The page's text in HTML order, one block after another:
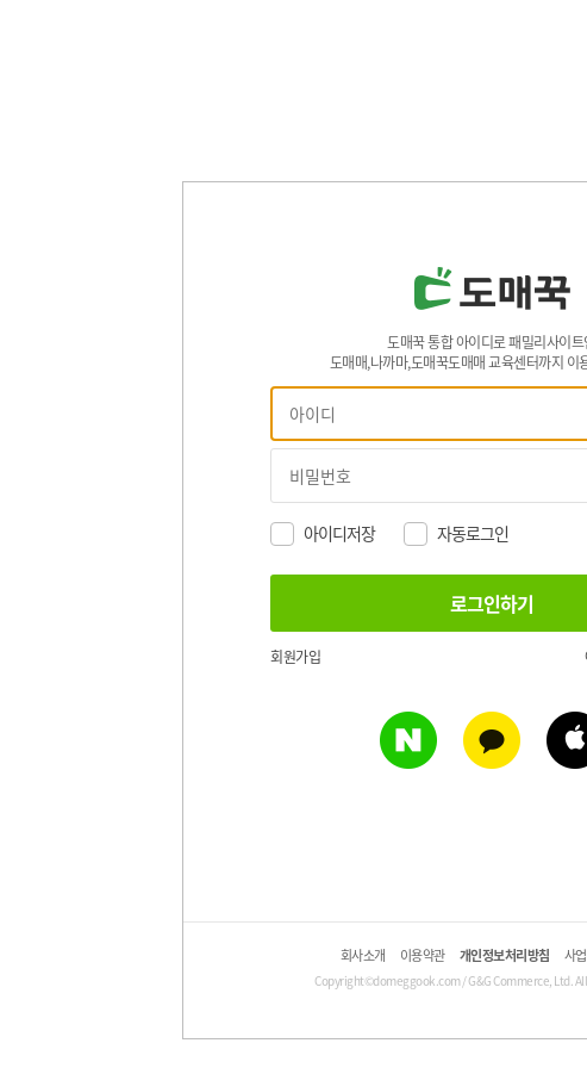
도매꾹 통합 아이디로 패밀리사이트
도매매,나까마,도매꾹도매매 교육센터까지 이
아이디저장 자동로그인
회원가입
회사소개 이용약관 개인정보처리방침 사
Copyright©domeggook.com / G&G Commerce, Ltd.